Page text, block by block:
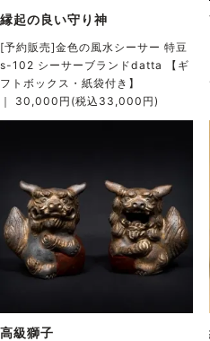
縁起の良い守り神
[予約販売]金色の風水シーサー 特豆
s-102 シーサーブランドdatta 【ギ
フトボックス・紙袋付き】
｜ 30,000円(税込33,000円)
高級獅子